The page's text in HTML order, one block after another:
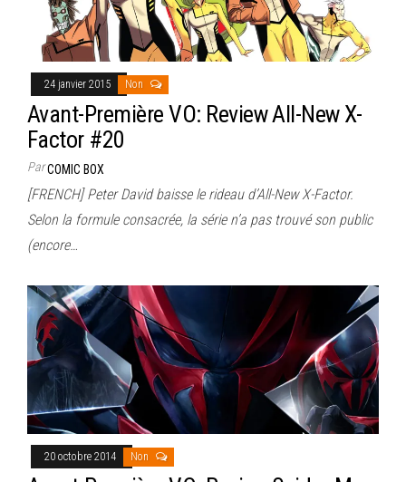
24 janvier 2015 Non
Avant-Première VO: Review All-New X-
Factor #20
ParCOMIC BOX
[FRENCH] Peter David baisse le rideau d’All-New X-Factor.
Selon la formule consacrée, la série n’a pas trouvé son public
(encore…
20 octobre 2014 Non